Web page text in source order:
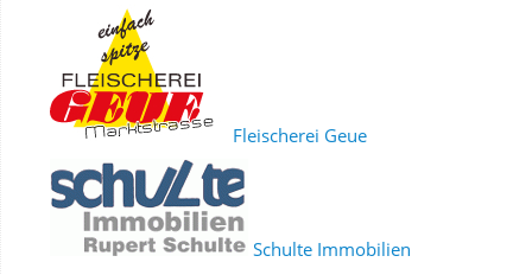
Fleischerei Geue
Schulte Immobilien